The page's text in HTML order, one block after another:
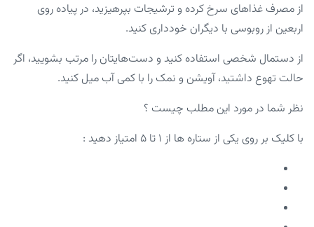
از مصرف غذاهای سرخ کرده و ترشیجات بپرهیزید، در پیاده روی
اربعین از روبوسی با دیگران خودداری کنید.
از دستمال شخصی استفاده کنید و دست‌هایتان را مرتب بشویید، اگر
حالت تهوع داشتید، آویشن و نمک را با کمی آب میل کنید.
نظر شما در مورد این مطلب چیست ؟
با کلیک بر روی یکی از ستاره ها از ۱ تا ۵ امتیاز دهید :